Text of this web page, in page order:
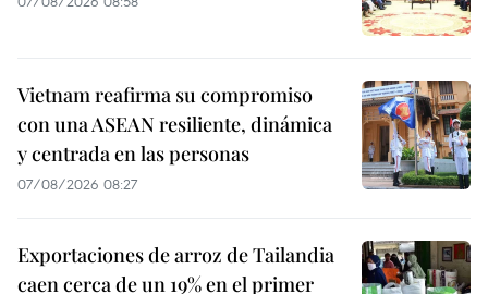
Vietnam reafirma su compromiso
con una ASEAN resiliente, dinámica
y centrada en las personas
07/08/2026 08:27
Exportaciones de arroz de Tailandia
caen cerca de un 19% en el primer